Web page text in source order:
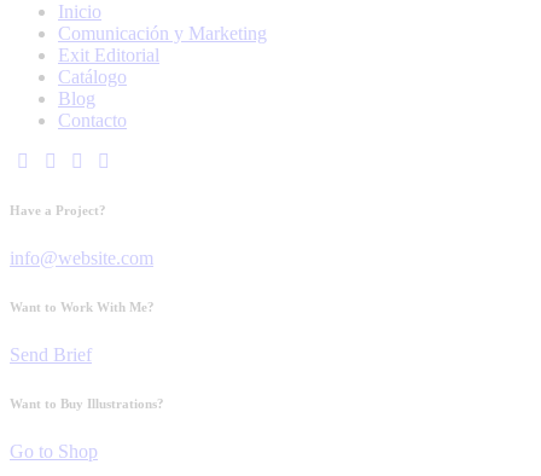
Inicio
Comunicación y Marketing
Exit Editorial
Catálogo
Blog
Contacto
Have a Project?
info@website.com
Want to Work With Me?
Send Brief
Want to Buy Illustrations?
Go to Shop